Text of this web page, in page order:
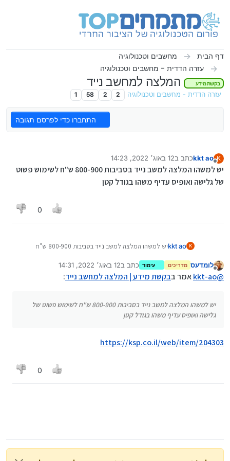
דף הבית
מחשבים וטכנולוגיה
עזרה הדדית - מחשבים וטכנולוגיה
בקשת מידע המלצה למחשב נייד
עזרה הדדית - מחשבים וטכנולוגיה 2
2
58
1
התחברו כדי לפרסם תגובה
K
מנותק
kkt aoכתב ב12 באוג׳ 2022, 14:23
נערך לאחרונה על ידי
יש למשהו המלצה למשב נייד בסביבות 800-900 ש"ח לשימוש פשוט
של גלישה ואופיס עדיף משהו בגודל קטן
0
K
kkt ao
יש למשהו המלצה למשב נייד בסביבות 800-900 ש"ח
מנותק
לומדעס מדריכים עימוד כתב ב12 באוג׳ 2022, 14:31
נערך לאחרונה על ידי
@
kkt-aoאמר בבקשת מידע | המלצה למחשב נייד:
יש למשהו המלצה למשב נייד בסביבות 800-900 ש"ח לשימוש פשוט של
גלישה ואופיס עדיף משהו בגודל קטן
https://ksp.co.il/web/item/204303
0